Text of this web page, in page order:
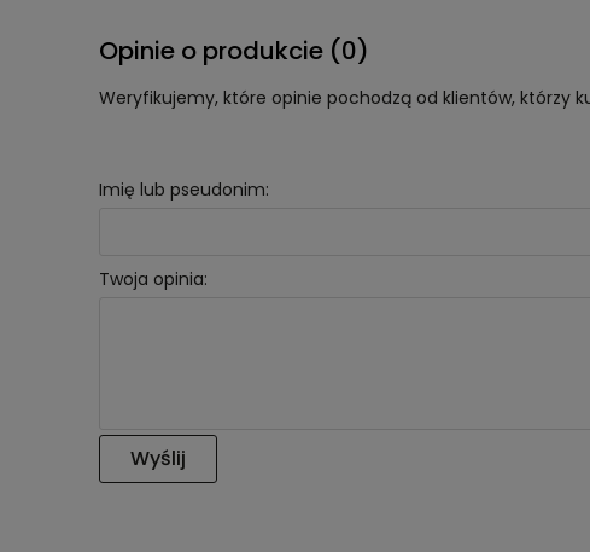
Opinie o produkcie (0)
Weryfikujemy, które opinie pochodzą od klientów, którzy
Imię lub pseudonim:
Twoja opinia:
Wyślij